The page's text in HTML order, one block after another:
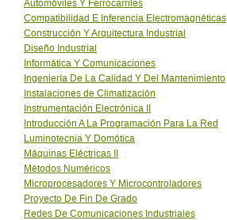
Automóviles Y Ferrocarriles
Compatibilidad E Inferencia Electromagnéticas
Construcción Y Arquitectura Industrial
Diseño Industrial
Informática Y Comunicaciones
Ingeniería De La Calidad Y Del Mantenimiento
Instalaciones de Climatización
Instrumentación Electrónica II
Introducción A La Programación Para La Red
Luminotecnia Y Domótica
Máquinas Eléctricas II
Métodos Numéricos
Microprocesadores Y Microcontroladores
Proyecto De Fin De Grado
Redes De Comunicaciones Industriales